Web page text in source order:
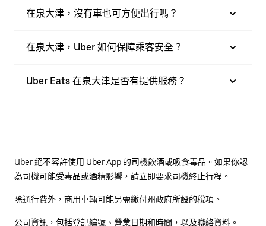
在泉大津，沒有車也可方便出行嗎？
在泉大津，Uber 如何保障乘客安全？
Uber Eats 在泉大津是否有提供服務？
Uber 絕不容許使用 Uber App 的司機飲酒或吸食毒品。如果你認
為司機可能受毒品或酒精影響，請立即要求司機終止行程。
除通行費外，商用車輛可能另需繳付州政府所設的稅項。
公司資訊，包括登記編號、營業日期和時間，以及聯絡資料。